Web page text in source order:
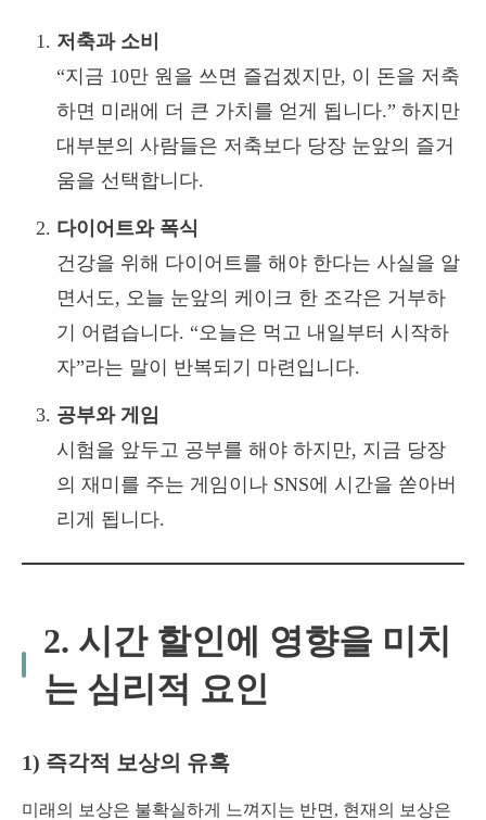
저축과 소비
“지금 10만 원을 쓰면 즐겁겠지만, 이 돈을 저축
하면 미래에 더 큰 가치를 얻게 됩니다.” 하지만
대부분의 사람들은 저축보다 당장 눈앞의 즐거
움을 선택합니다.
다이어트와 폭식
건강을 위해 다이어트를 해야 한다는 사실을 알
면서도, 오늘 눈앞의 케이크 한 조각은 거부하
기 어렵습니다. “오늘은 먹고 내일부터 시작하
자”라는 말이 반복되기 마련입니다.
공부와 게임
시험을 앞두고 공부를 해야 하지만, 지금 당장
의 재미를 주는 게임이나 SNS에 시간을 쏟아버
리게 됩니다.
2. 시간 할인에 영향을 미치
는 심리적 요인
1) 즉각적 보상의 유혹
미래의 보상은 불확실하게 느껴지는 반면, 현재의 보상은